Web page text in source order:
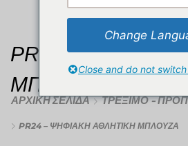
PR24 –
ΜΠΛΟΥΖΑ
ΑΡΧΙΚΉ ΣΕΛΊΔΑ ΤΡΈΞΙΜΟ -
PR24 – ΨΗΦΙΑΚΗ ΑΘΛΗΤΙΚΗ ΜΠΛΟΥΖΑ
Change
Close and do not